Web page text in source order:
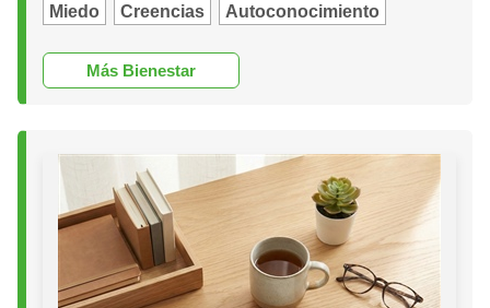
Miedo Creencias Autoconocimiento
Más Bienestar